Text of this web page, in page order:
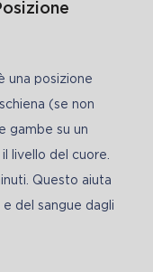
una posizione
(se non
gambe su un
livello del cuore.
Questo aiuta
del sangue dagli